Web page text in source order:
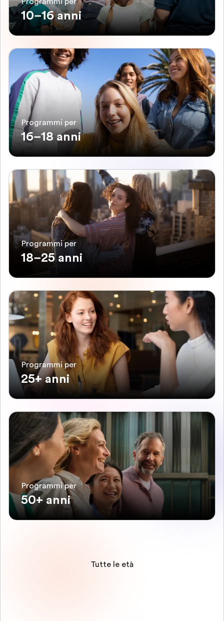
10–16 anni
Programmi per
16–18 anni
Programmi per
18–25 anni
Programmi per
25+ anni
Programmi per
50+ anni
Tutte le età